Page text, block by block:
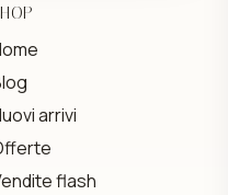
arrivi
flash